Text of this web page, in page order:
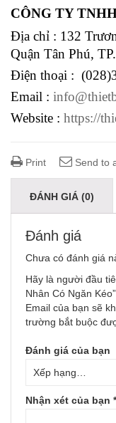
CÔNG TY
Địa chỉ : 132
Quận Tân Phú,
Điện thoại :
Email :
Website : https://
Print Send to
ĐÁNH GIÁ (0)
Đánh giá
Chưa có đánh giá
Hãy là người đầu
Nhân Có Ngăn Kéo”
Email của bạn sẽ
trường bắt buộc
Đánh giá của bạn
Nhận xét của bạn *